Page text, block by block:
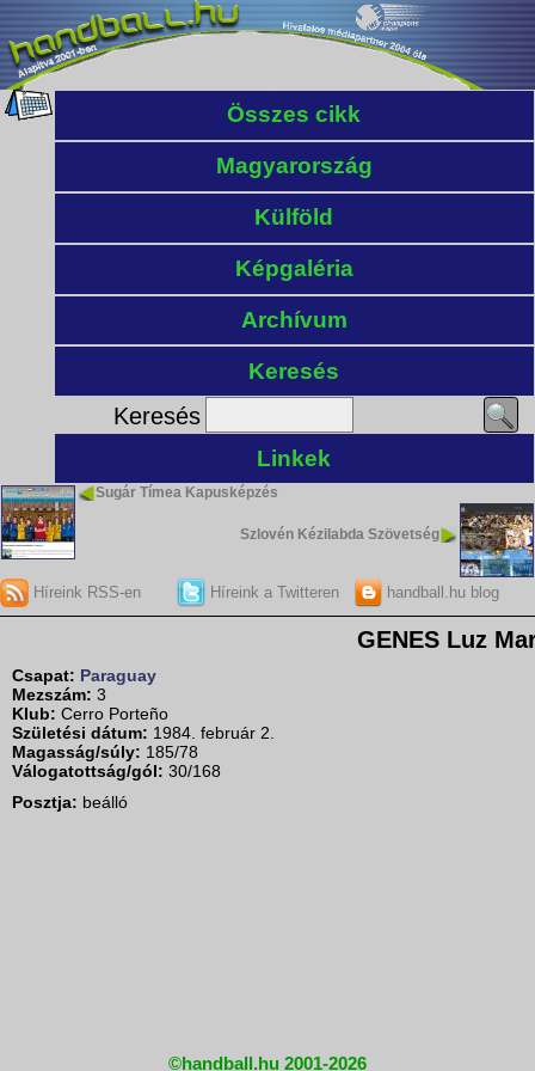
Összes cikk
Magyarország
Külföld
Képgaléria
Archívum
Keresés
Keresés
Linkek
Sugár Tímea Kapusképzés
Szlovén Kézilabda Szövetség
Híreink RSS-en Híreink a Twitteren handball.hu blog
GENES Luz
Csapat: Paraguay
Mezszám: 3
Klub: Cerro Porteño
Születési dátum: 1984. február 2.
Magasság/súly: 185/78
Válogatottság/gól: 30/168
Posztja: beálló
©handball.hu 2001-2026